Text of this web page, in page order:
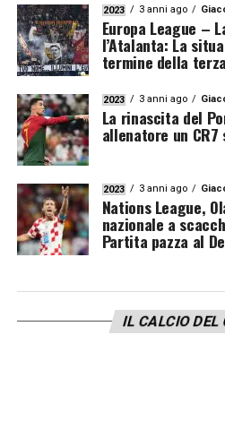
2023 3 anni ago
Europa League –
l’Atalanta: La
termine della
2023 3 anni ago
La rinascita del
allenatore un
2023 3 anni ago
Nations League,
nazionale a
Partita pazza al
IL CALCIO DEL